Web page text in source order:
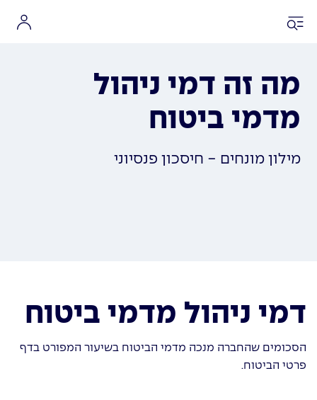
מה זה דמי ניהול
מדמי ביטוח
מילון מונחים - חיסכון פנסיוני
דמי ניהול מדמי ביטוח
הסכומים שהחברה מנכה מדמי הביטוח בשיעור המפורט בדף
פרטי הביטוח.